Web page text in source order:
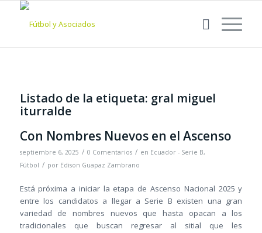
Listado de la etiqueta: gral miguel
iturralde
Con Nombres Nuevos en el Ascenso
septiembre 6, 2025 / 0 Comentarios / en Ecuador - Serie B,
Fútbol / por Edison Guapaz Zambrano
Está próxima a iniciar la etapa de Ascenso Nacional 2025 y
entre los candidatos a llegar a Serie B existen una gran
variedad de nombres nuevos que hasta opacan a los
tradicionales que buscan regresar al sitial que les